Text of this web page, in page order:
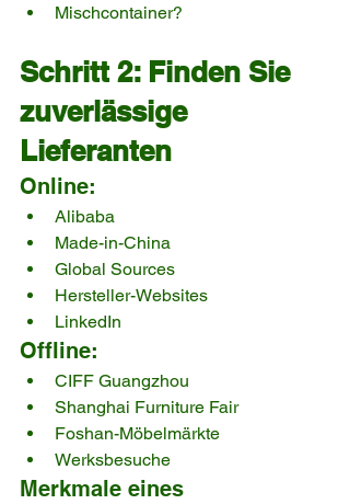
Mischcontainer?
Schritt 2: Finden Sie
zuverlässige
Lieferanten
Online:
Alibaba
Made-in-China
Global Sources
Hersteller-Websites
LinkedIn
Offline:
CIFF Guangzhou
Shanghai Furniture Fair
Foshan-Möbelmärkte
Werksbesuche
Merkmale eines